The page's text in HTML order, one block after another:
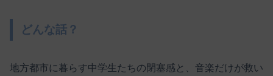
どんな話？
地方都市に暮らす中学生たちの閉塞感と、音楽だけが救い